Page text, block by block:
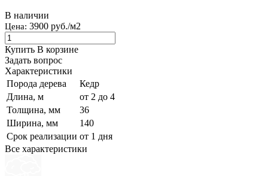
В наличии
Цена: 3900 руб./м2
Купить В корзине
Задать вопрос
Характеристики
Порода дерева
Кедр
Длина, м
от 2 до 4
Толщина, мм
36
Ширина, мм
140
Срок реализации от 1 дня
Все характеристики